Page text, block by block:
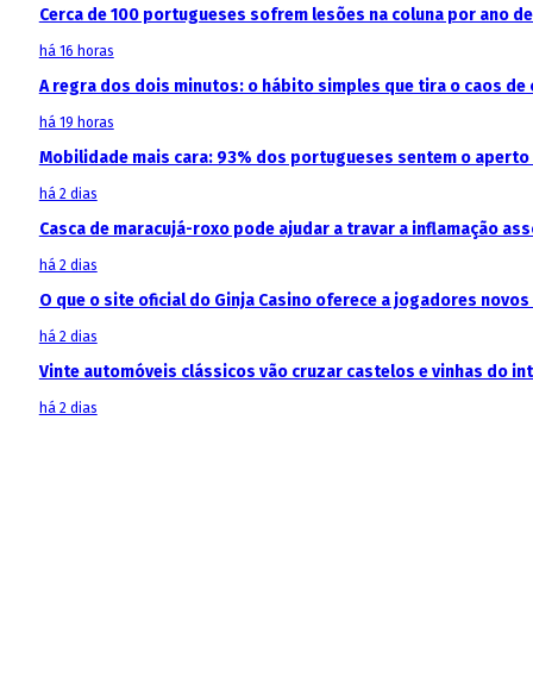
Cerca de 100 portugueses sofrem lesões na coluna por ano
há 16 horas
A regra dos dois minutos: o hábito simples que tira o caos de
há 19 horas
Mobilidade mais cara: 93% dos portugueses sentem o
há 2 dias
Casca de maracujá-roxo pode ajudar a travar a inflamação
há 2 dias
O que o site oficial do Ginja Casino oferece a jogadores
há 2 dias
Vinte automóveis clássicos vão cruzar castelos e vinhas do
há 2 dias